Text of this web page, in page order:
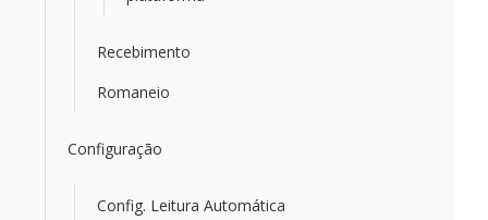
Recebimento
Romaneio
Configuração
Config. Leitura Automática